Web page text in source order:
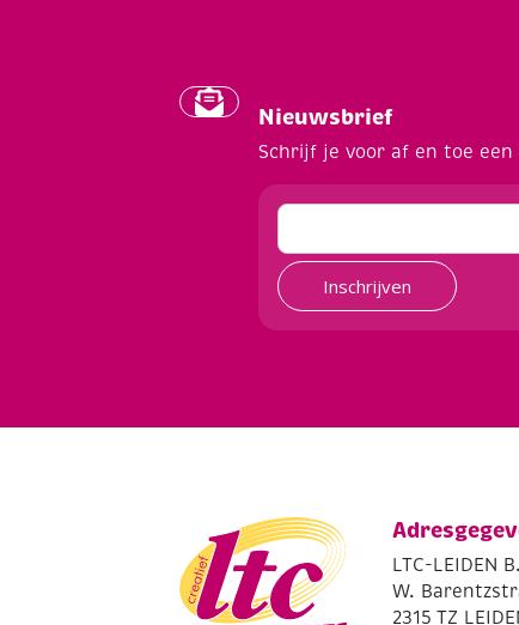
Nieuwsbrief
Schrijf je voor af en toe
Inschrijven
LTC-LEIDEN
W.
2315 TZ